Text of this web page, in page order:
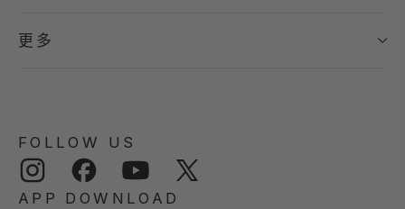
更多
FOLLOW US
Instagram Facebook YouTube
APP DOWNLOAD